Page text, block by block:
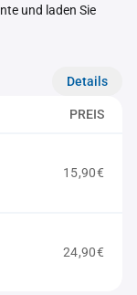
und laden Sie
Details
PREIS
15,90€
24,90€